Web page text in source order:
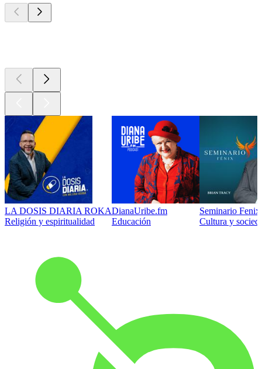
LA DOSIS DIARIA ROKA
Religión y espiritualidad
DianaUribe.fm
Educación
Seminario
Cultura y